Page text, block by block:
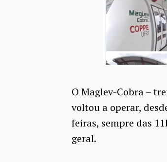
O Maglev-Cobra –
voltou a operar,
feiras, sempre das
geral.